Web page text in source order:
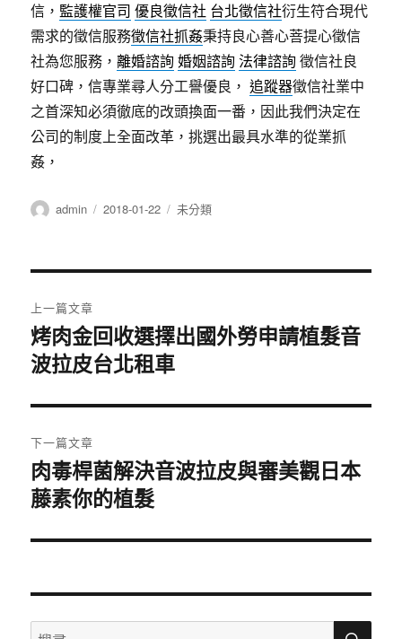
信， 監護權官司 優良徵信社 台北徵信社衍生符合現代
需求的徵信服務徵信社抓姦秉持良心善心菩提心徵信
社為您服務，離婚諮詢 婚姻諮詢 法律諮詢徵信社良
好口碑，信專業尋人分工譽優良，追蹤器徵信社業中
之首深知必須徹底的改頭換面一番，因此我們決定在
公司的制度上全面改革，挑選出最具水準的從業抓
姦，
作
admin
發
2018-01-22
分
未分類
章
導
覽
上一篇文章
上
一
文
章:
烤肉金回收選擇出國外勞申請植髮音
波拉皮台北租車
下一篇文章
下
一
文
肉毒桿菌解決音波拉皮與審美觀日本
藤素你的植髮
搜 搜